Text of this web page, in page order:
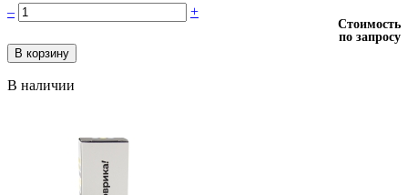
– +
Стоимость
по запросу
В наличии